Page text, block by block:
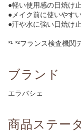
●軽い使用感の日焼け
●メイク前に使いやす
●汗や水に強い日焼け
*¹ *²フランス検査機関
ブランド
エラバシェ
商品ステー